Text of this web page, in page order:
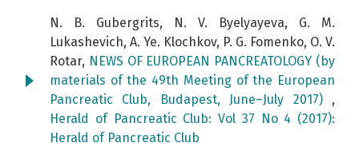
N. B. Gubergrits, N. V. Byelyayeva, G. M.
Lukashevich, A. Ye. Klochkov, P. G. Fomenko, O. V.
Rotar, NEWS OF EUROPEAN PANCREATOLOGY (by
materials of the 49th Meeting of the European
Pancreatic Club, Budapest, June–July 2017) ,
Herald of Pancreatic Club: Vol 37 No 4 (2017):
Herald of Pancreatic Club